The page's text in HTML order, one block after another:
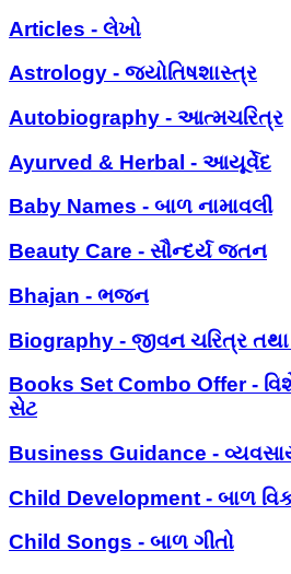
Articles - લેખો
Astrology - જ્યોતિષશાસ્ત્ર
Autobiography - આત્મચરિત્ર
Ayurved & Herbal - આયૂર્વેદ
Baby Names - બાળ નામાવલી
Beauty Care - સૌન્દર્ય જતન
Bhajan - ભજન
Biography - જીવન ચરિત્ર
Books Set Combo Offer -
સેટ
Business Guidance - વ્યવસાય
Child Development - બાળ
Child Songs - બાળ ગીતો